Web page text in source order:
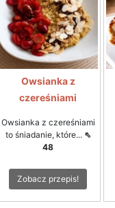
Owsianka z
czereśniami
Owsianka z czereśniami
to śniadanie, które... ⇖
48
Zobacz przepis!